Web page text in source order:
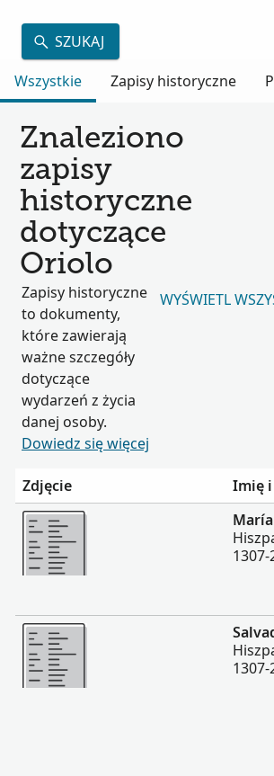
SZUKAJ
Wszystkie
Zapisy historyczne
Znaleziono
zapisy
historyczne
dotyczące
Oriolo
Zapisy historyczne
to dokumenty,
które zawierają
ważne szczegóły
dotyczące
wydarzeń z życia
danej osoby.
Dowiedz się więcej
WYŚWIETL
Zdjęcie
Imię
Więcej
1307-
Więcej
1307-